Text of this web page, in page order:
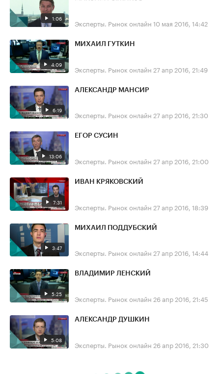
1:06 Эксперты. Рынок онлайн 10 мая 2016, 14:42
4:09
МИХАИЛ ГУТКИН
Эксперты. Рынок онлайн 27 апр 2016, 21:49
6:19
АЛЕКСАНДР МАНСИР
Эксперты. Рынок онлайн 27 апр 2016, 21:30
13:06
ЕГОР СУСИН
Эксперты. Рынок онлайн 27 апр 2016, 21:00
7:31
ИВАН КРЯКОВСКИЙ
Эксперты. Рынок онлайн 27 апр 2016, 18:39
3:47
МИХАИЛ ПОДДУБСКИЙ
Эксперты. Рынок онлайн 27 апр 2016, 14:44
5:25
ВЛАДИМИР ЛЕНСКИЙ
Эксперты. Рынок онлайн 26 апр 2016, 21:45
5:08
АЛЕКСАНДР ДУШКИН
Эксперты. Рынок онлайн 26 апр 2016, 21:30